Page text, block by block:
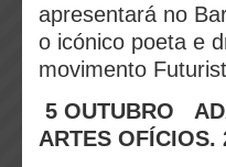
apresentará no
o icónico poeta e
movimento
5 OUTUBRO
ARTES